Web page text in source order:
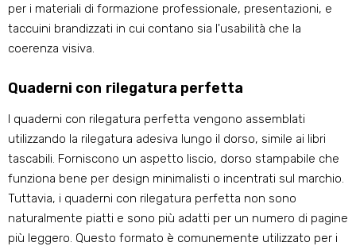
per i materiali di formazione professionale, presentazioni, e
taccuini brandizzati in cui contano sia l'usabilità che la
coerenza visiva.
Quaderni con rilegatura perfetta
I quaderni con rilegatura perfetta vengono assemblati
utilizzando la rilegatura adesiva lungo il dorso, simile ai libri
tascabili. Forniscono un aspetto liscio, dorso stampabile che
funziona bene per design minimalisti o incentrati sul marchio.
Tuttavia, i quaderni con rilegatura perfetta non sono
naturalmente piatti e sono più adatti per un numero di pagine
più leggero. Questo formato è comunemente utilizzato per i